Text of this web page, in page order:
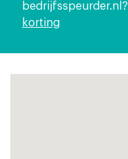
bedrijfsspeurder.nl?
korting